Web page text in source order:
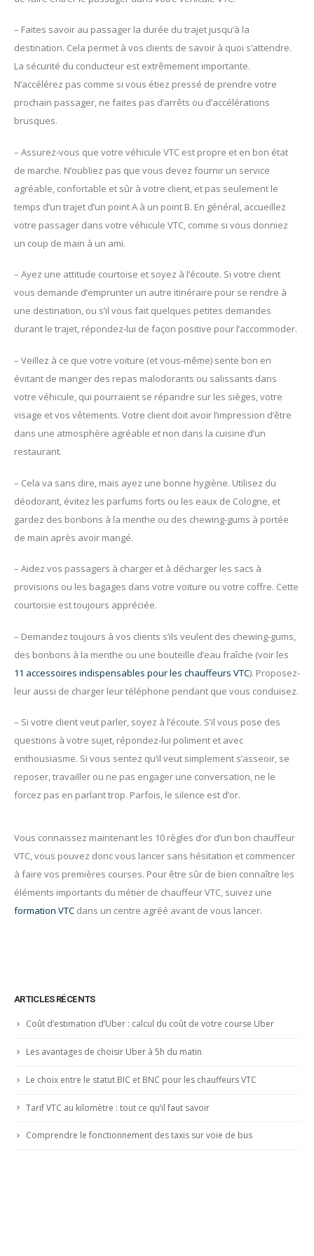
– Faites savoir au passager la durée du trajet jusqu’à la
destination. Cela permet à vos clients de savoir à quoi s’attendre.
La sécurité du conducteur est extrêmement importante.
N’accélérez pas comme si vous étiez pressé de prendre votre
prochain passager, ne faites pas d’arrêts ou d’accélérations
brusques.
– Assurez-vous que votre véhicule VTC est propre et en bon état
de marche. N’oubliez pas que vous devez fournir un service
agréable, confortable et sûr à votre client, et pas seulement le
temps d’un trajet d’un point A à un point B. En général, accueillez
votre passager dans votre véhicule VTC, comme si vous donniez
un coup de main à un ami.
– Ayez une attitude courtoise et soyez à l’écoute. Si votre client
vous demande d’emprunter un autre itinéraire pour se rendre à
une destination, ou s’il vous fait quelques petites demandes
durant le trajet, répondez-lui de façon positive pour l’accommoder.
– Veillez à ce que votre voiture (et vous-même) sente bon en
évitant de manger des repas malodorants ou salissants dans
votre véhicule, qui pourraient se répandre sur les sièges, votre
visage et vos vêtements. Votre client doit avoir l’impression d’être
dans une atmosphère agréable et non dans la cuisine d’un
restaurant.
– Cela va sans dire, mais ayez une bonne hygiène. Utilisez du
déodorant, évitez les parfums forts ou les eaux de Cologne, et
gardez des bonbons à la menthe ou des chewing-gums à portée
de main après avoir mangé.
– Aidez vos passagers à charger et à décharger les sacs à
provisions ou les bagages dans votre voiture ou votre coffre. Cette
courtoisie est toujours appréciée.
– Demandez toujours à vos clients s’ils veulent des chewing-gums,
des bonbons à la menthe ou une bouteille d’eau fraîche (voir les
11 accessoires indispensables pour les chauffeurs VTC). Proposez-
leur aussi de charger leur téléphone pendant que vous conduisez.
– Si votre client veut parler, soyez à l’écoute. S’il vous pose des
questions à votre sujet, répondez-lui poliment et avec
enthousiasme. Si vous sentez qu’il veut simplement s’asseoir, se
reposer, travailler ou ne pas engager une conversation, ne le
forcez pas en parlant trop. Parfois, le silence est d’or.
Vous connaissez maintenant les 10 règles d’or d’un bon chauffeur
VTC, vous pouvez donc vous lancer sans hésitation et commencer
à faire vos premières courses. Pour être sûr de bien connaître les
éléments importants du métier de chauffeur VTC, suivez une
formation VTC dans un centre agréé avant de vous lancer.
ARTICLES RÉCENTS
Coût d’estimation d’Uber : calcul du coût de votre course Uber
Les avantages de choisir Uber à 5h du matin
Le choix entre le statut BIC et BNC pour les chauffeurs VTC
Tarif VTC au kilomètre : tout ce qu’il faut savoir
Comprendre le fonctionnement des taxis sur voie de bus